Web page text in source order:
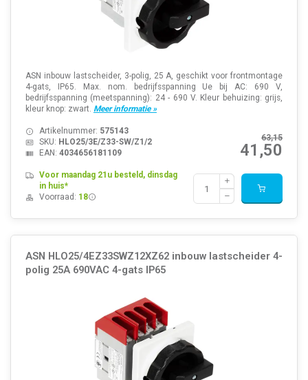
ASN inbouw lastscheider, 3-polig, 25 A, geschikt voor frontmontage
4-gats, IP65. Max. nom. bedrijfsspanning Ue bij AC: 690 V,
bedrijfsspanning (meetspanning): 24 - 690 V. Kleur behuizing: grijs,
kleur knop: zwart. Meer informatie »
63,15
41,50
Artikelnummer: 575143
SKU: HLO25/3E/Z33-SW/Z1/2
EAN: 4034656181109
Voor maandag 21u besteld, dinsdag
in huis*
Voorraad: 18
ASN HLO25/4EZ33SWZ12XZ62 inbouw lastscheider 4-
polig 25A 690VAC 4-gats IP65